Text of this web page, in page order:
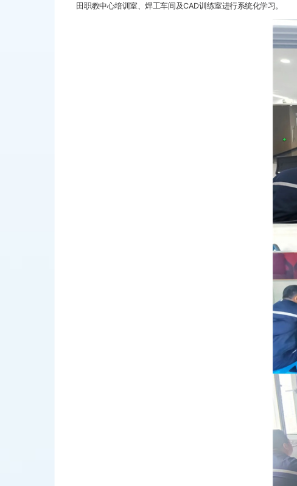
田职教中心培训室、焊工车间及CAD训练室进行系统化学习。